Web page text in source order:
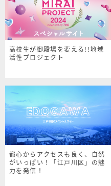
高校生が御殿場を変える!!地域
活性プロジェクト
都心からアクセスも良く、自然
がいっぱい！「江戸川区」の魅
力を発信！